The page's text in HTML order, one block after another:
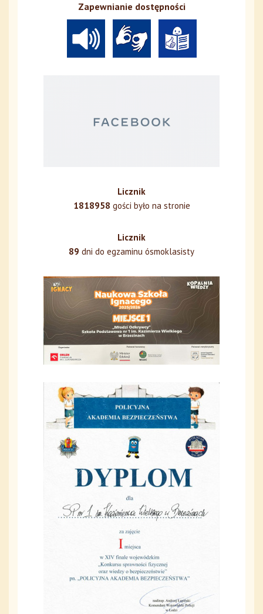
Zapewnianie dostępności
Licznik
1818958 gości było na stronie
Licznik
89 dni do egzaminu ósmoklasisty